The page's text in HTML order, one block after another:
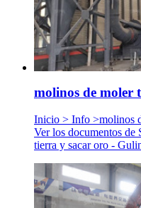
molinos de moler
Inicio > Info >molinos
Ver los documentos
tierra y sacar oro -